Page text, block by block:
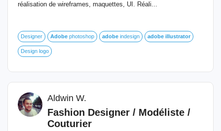
réalisation de wireframes, maquettes, UI. Réali...
Designer Adobe photoshop adobe indesign adobe illustrator
Design logo
Aldwin W.
Fashion Designer / Modéliste /
Couturier